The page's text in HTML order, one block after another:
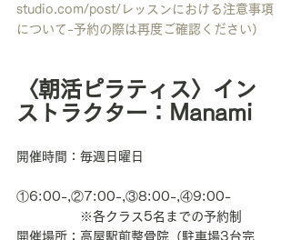
studio.com/post/レッスンにおける注意事項
について-予約の際は再度ご確認ください）
〈朝活ピラティス〉イン
ストラクター：Manami
開催時間：毎週日曜日
①6:00-,②7:00-,③8:00-,④9:00-
※各クラス5名までの予約制
開催場所：高屋駅前整骨院（駐車場3台完